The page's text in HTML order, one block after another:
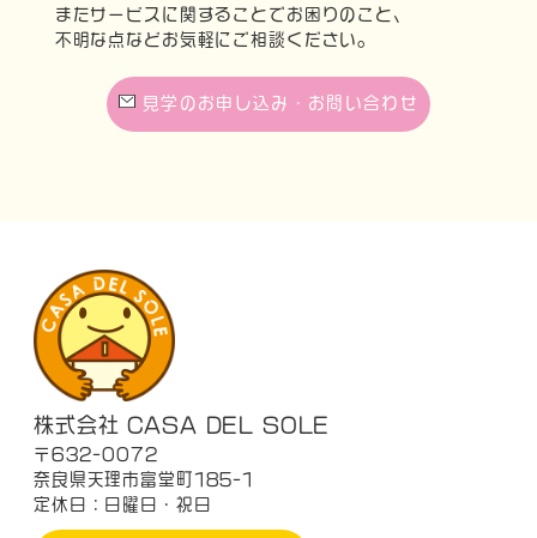
またサービスに関することでお困りのこと、
不明な点などお気軽にご相談ください。
見学のお申し込み・お問い合わせ
株式会社 CASA DEL SOLE
〒632-0072
奈良県天理市富堂町185-1
定休日：日曜日・祝日